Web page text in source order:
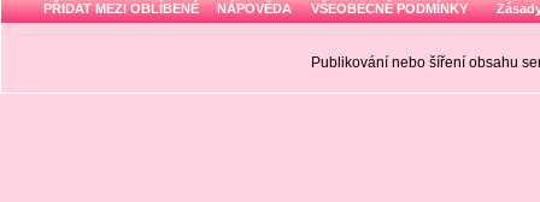
PŘIDAT MEZI OBLÍBENÉ NÁPOVĚDA VŠEOBECNÉ PODMÍNKY
Publikování nebo šíření obsahu